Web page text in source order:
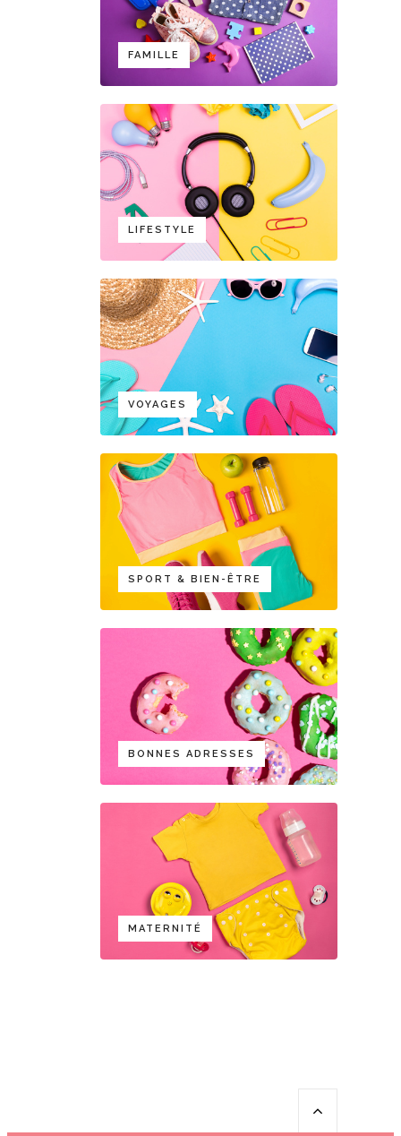
FAMILLE
LIFESTYLE
VOYAGES
SPORT & BIEN-ÊTRE
BONNES ADRESSES
MATERNITÉ